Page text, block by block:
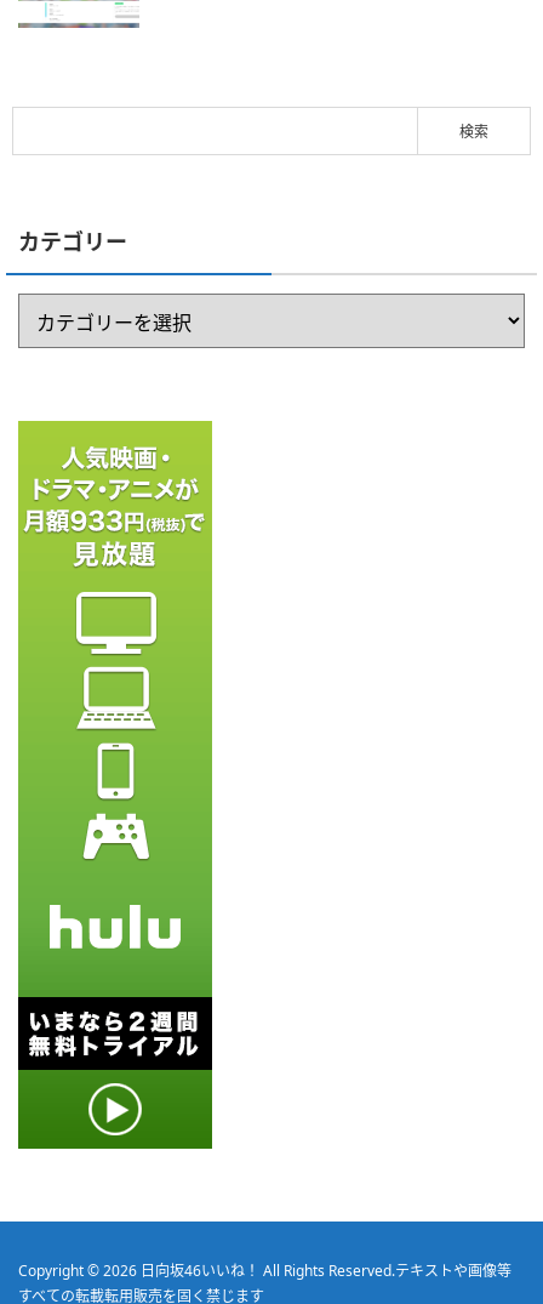
カテゴリー
Copyright © 2026 日向坂46いいね！ All Rights Reserved.テキストや画像等
すべての転載転用販売を固く禁じます